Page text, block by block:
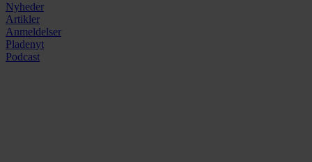
Nyheder
Artikler
Anmeldelser
Pladenyt
Podcast